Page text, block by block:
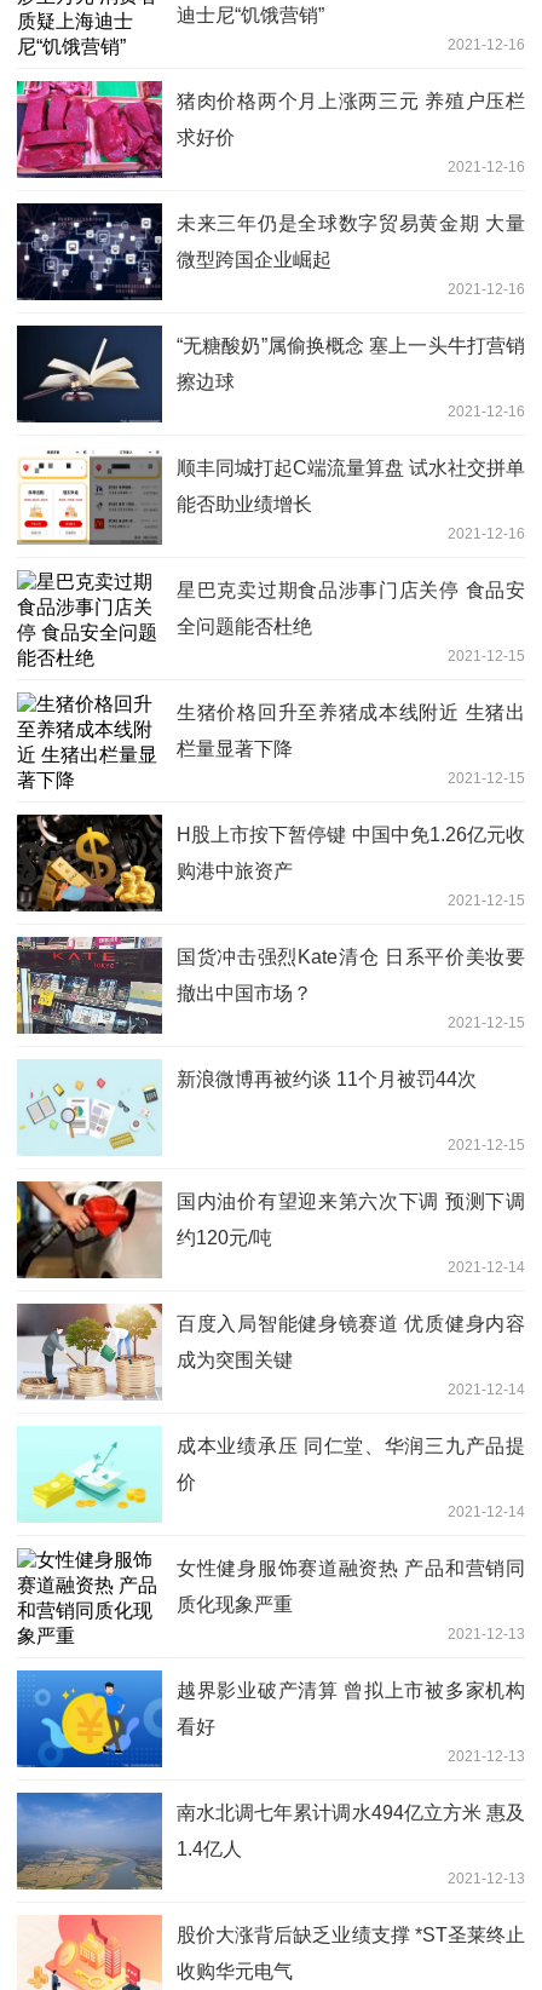
迪士尼“饥饿营销”
2021-12-16
猪肉价格两个月上涨两三元 养殖户压栏
求好价
2021-12-16
未来三年仍是全球数字贸易黄金期 大量
微型跨国企业崛起
2021-12-16
“无糖酸奶”属偷换概念 塞上一头牛打营销
擦边球
2021-12-16
顺丰同城打起C端流量算盘 试水社交拼单
能否助业绩增长
2021-12-16
星巴克卖过期食品涉事门店关停 食品安
全问题能否杜绝
2021-12-15
生猪价格回升至养猪成本线附近 生猪出
栏量显著下降
2021-12-15
H股上市按下暂停键 中国中免1.26亿元收
购港中旅资产
2021-12-15
国货冲击强烈Kate清仓 日系平价美妆要
撤出中国市场？
2021-12-15
新浪微博再被约谈 11个月被罚44次
2021-12-15
国内油价有望迎来第六次下调 预测下调
约120元/吨
2021-12-14
百度入局智能健身镜赛道 优质健身内容
成为突围关键
2021-12-14
成本业绩承压 同仁堂、华润三九产品提
价
2021-12-14
女性健身服饰赛道融资热 产品和营销同
质化现象严重
2021-12-13
越界影业破产清算 曾拟上市被多家机构
看好
2021-12-13
南水北调七年累计调水494亿立方米 惠及
1.4亿人
2021-12-13
股价大涨背后缺乏业绩支撑 *ST圣莱终止
收购华元电气